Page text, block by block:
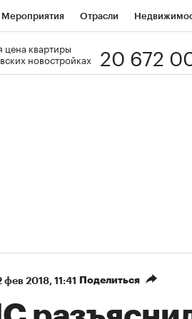
Мероприятия Отрасли
цена квартиры
новостройках
20 672
фев 2018, 11:41 Поделиться